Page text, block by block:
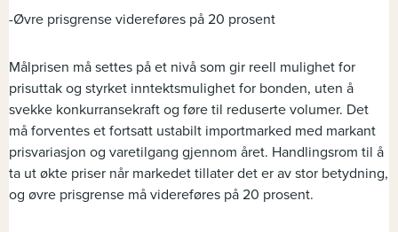
-Øvre prisgrense videreføres på 20 prosent
Målprisen må settes på et nivå som gir reell mulighet for
prisuttak og styrket inntektsmulighet for bonden, uten å
svekke konkurransekraft og føre til reduserte volumer. Det
må forventes et fortsatt ustabilt importmarked med markant
prisvariasjon og varetilgang gjennom året. Handlingsrom til å
ta ut økte priser når markedet tillater det er av stor betydning,
og øvre prisgrense må videreføres på 20 prosent.